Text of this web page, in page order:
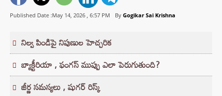
Published Date :May 14, 2026 , 6:57 PM By Gogikar Sai Krishna
నిల్వ పిండిపై నిపుణుల హెచ్చరిక
బ్యాక్టీరియా , ఫంగస్ ముప్పు ఎలా పెరుగుతుంది?
జీర్ణ సమస్యలు , షుగర్ రిస్క్